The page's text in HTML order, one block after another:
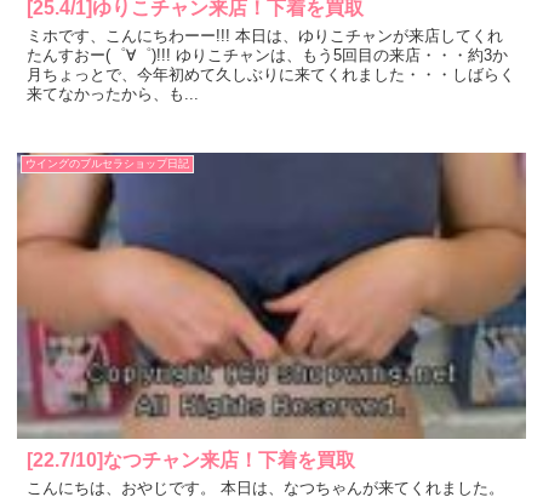
[25.4/1]ゆりこチャン来店！下着を買取
ミホです、こんにちわーー!!! 本日は、ゆりこチャンが来店してくれ
たんすおー(゜∀゜)!!! ゆりこチャンは、もう5回目の来店・・・約3か
月ちょっとで、今年初めて久しぶりに来てくれました・・・しばらく
来てなかったから、も...
ウイングのブルセラショップ日記
[22.7/10]なつチャン来店！下着を買取
こんにちは、おやじです。 本日は、なつちゃんが来てくれました。